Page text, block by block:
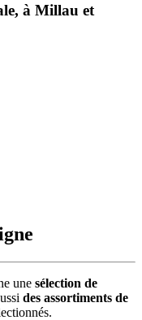
à Millau et
une sélection de
des assortiments de